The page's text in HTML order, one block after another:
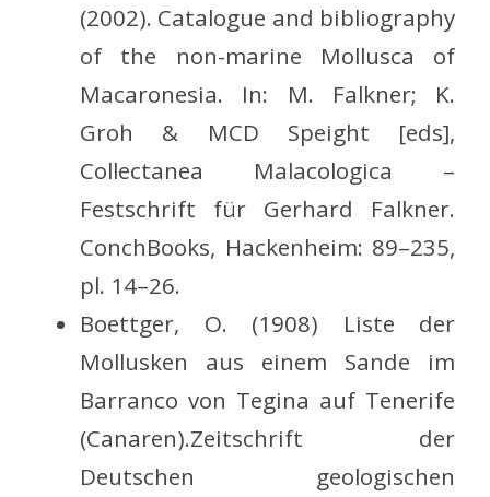
(2002). Catalogue and bibliography
of the non-marine Mollusca of
Macaronesia. In: M. Falkner; K.
Groh & MCD Speight [eds],
Collectanea Malacologica –
Festschrift für Gerhard Falkner.
ConchBooks, Hackenheim: 89–235,
pl. 14–26.
Boettger, O. (1908) Liste der
Mollusken aus einem Sande im
Barranco von Tegina auf Tenerife
(Canaren).Zeitschrift der
Deutschen geologischen